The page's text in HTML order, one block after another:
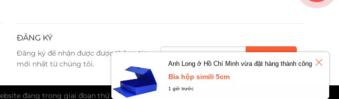
ĐĂNG KÝ
Đăng ký để nhận được được thông tin
mới nhất từ chúng tôi.
đang trong giai đoạn thử nghiệm và chờ cấp phép TMĐT...
Anh Long ở Hồ Chí Minh vừa đặt hàng thành công
Bìa hộp simili 5cm
1 giờ trước